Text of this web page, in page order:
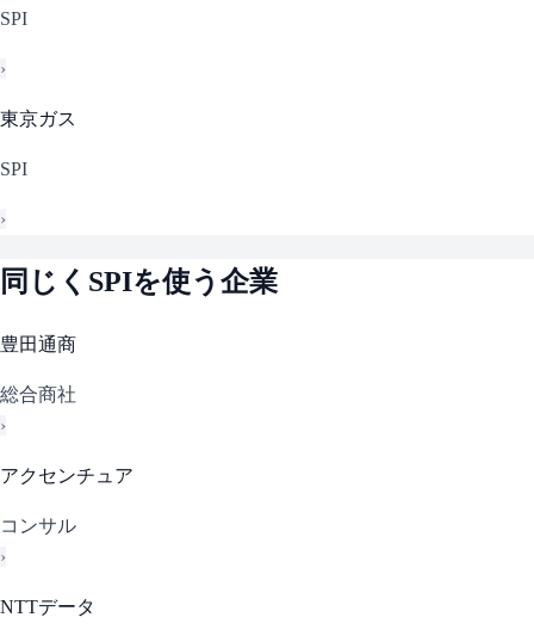
SPI
›
東京ガス
SPI
›
同じく SPIを使う企業
豊田通商
総合商社
›
アクセンチュア
コンサル
›
NTTデータ